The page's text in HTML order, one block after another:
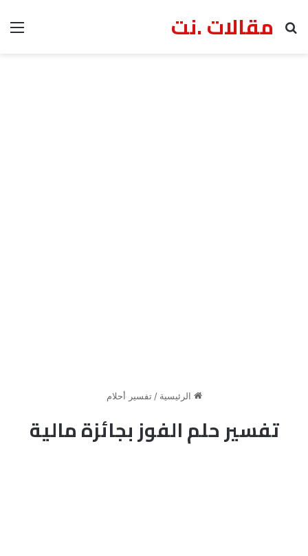
مقالات .نت
بحث عن
الرئيسية / تفسير أحلام
تفسير حلم الفوز بجائزة مالية